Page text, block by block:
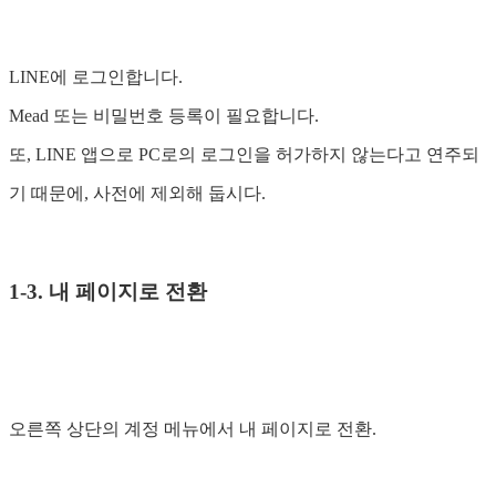
LINE에 로그인합니다.
Mead 또는 비밀번호 등록이 필요합니다.
또, LINE 앱으로 PC로의 로그인을 허가하지 않는다고 연주되
기 때문에, 사전에 제외해 둡시다.
1-3. 내 페이지로 전환
오른쪽 상단의 계정 메뉴에서 내 페이지로 전환.